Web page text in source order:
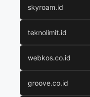
skyroam.id
teknolimit.id
webkos.co.id
groove.co.id